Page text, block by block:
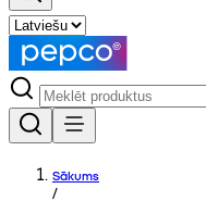
Sākums
/